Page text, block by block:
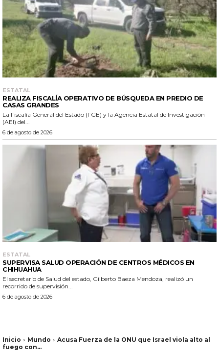
ESTATAL
REALIZA FISCALÍA OPERATIVO DE BÚSQUEDA EN PREDIO DE
CASAS GRANDES
La Fiscalía General del Estado (FGE) y la Agencia Estatal de Investigación
(AEI) del...
6 de agosto de 2026
ESTATAL
SUPERVISA SALUD OPERACIÓN DE CENTROS MÉDICOS EN
CHIHUAHUA
El secretario de Salud del estado, Gilberto Baeza Mendoza, realizó un
recorrido de supervisión...
6 de agosto de 2026